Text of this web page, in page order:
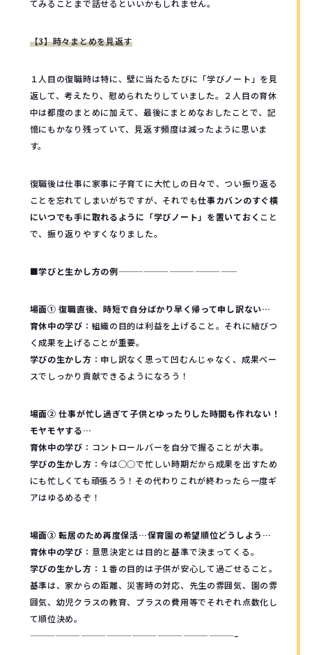
てみることまで話せるといいかもしれません。
【3】時々まとめを見返す
１人目の復職時は特に、壁に当たるたびに「学びノート」を見
返して、考えたり、慰められたりしていました。２人目の育休
中は都度のまとめに加えて、最後にまとめなおしたことで、記
憶にもかなり残っていて、見返す頻度は減ったように思いま
す。
復職後は仕事に家事に子育てに大忙しの日々で、つい振り返る
ことを忘れてしまいがちですが、それでも仕事カバンのすぐ横
にいつでも手に取れるように「学びノート」を置いておく こと
で、振り返りやすくなりました。
■学びと生かし方の例——————————————
場面① 復職直後、時短で自分ばかり早く帰って申し訳ない…
育休中の学び ：組織の目的は利益を上げること。それに結びつ
く成果を上げることが重要。
学びの生かし方 ：申し訳なく思って凹むんじゃなく、成果ベー
スでしっかり貢献できるようになろう！
場面② 仕事が忙し過ぎて子供とゆったりした時間も作れない！
モヤモヤする…
育休中の学び ：コントロールバーを自分で握ることが大事。
学びの生かし方 ：今は◯◯で忙しい時期だから成果を出すため
にも忙しくても頑張ろう！その代わりこれが終わったら一度ギ
アはゆるめるぞ！
場面③ 転居のため再度保活…保育園の希望順位どうしよう…
育休中の学び ：意思決定とは目的と基準で決まってくる。
学びの生かし方 ：１番の目的は子供が安心して過ごせること。
基準は、家からの距離、災害時の対応、先生の雰囲気、園の雰
囲気、幼児クラスの教育、プラスの費用等でそれぞれ点数化し
て順位決め。
————————————————————————–